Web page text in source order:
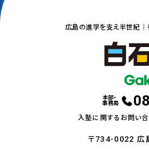
広島の進学を支え半世紀｜
本部・
事務局
入塾に関するお問い
〒734-0022 広